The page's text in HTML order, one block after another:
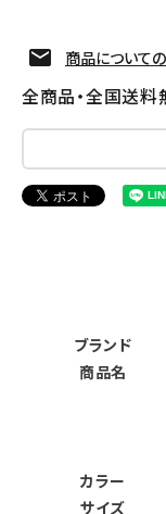
商品について
全商品・全国送料
ブランド
商品名
カラー
サイズ